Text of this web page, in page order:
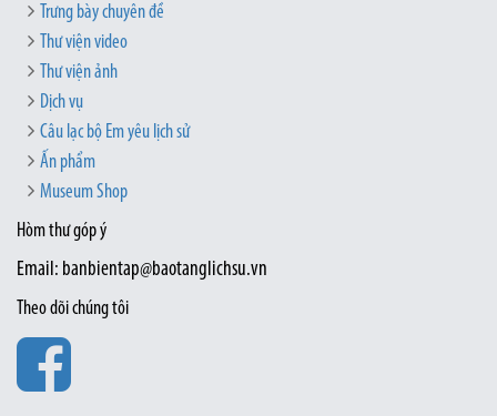
Trưng bày chuyên đề
Thư viện video
Thư viện ảnh
Dịch vụ
Câu lạc bộ Em yêu lịch sử
Ấn phẩm
Museum Shop
Hòm thư góp ý
Email: banbientap@baotanglichsu.vn
Theo dõi chúng tôi